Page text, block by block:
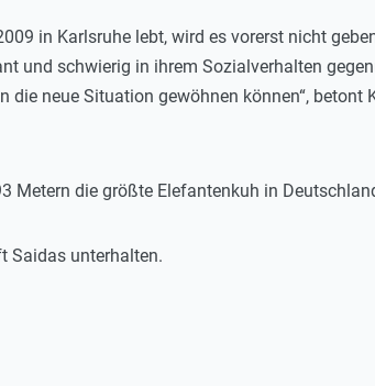
in Karlsruhe lebt, wird es vorerst nicht
und schwierig in ihrem Sozialverhalten
neue Situation gewöhnen können“, betont
Metern die größte Elefantenkuh in
Saidas unterhalten.